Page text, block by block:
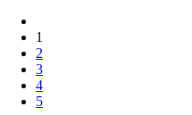
1
2
3
4
5